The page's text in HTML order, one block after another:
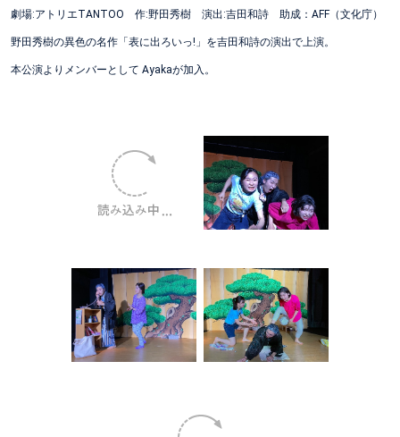
劇場:アトリエTANTOO 作:野田秀樹 演出:吉田和詩 助成：AFF（文化庁）
野田秀樹の異色の名作「表に出ろいっ!」を吉田和詩の演出で上演。
本公演よりメンバーとして Ayakaが加入。